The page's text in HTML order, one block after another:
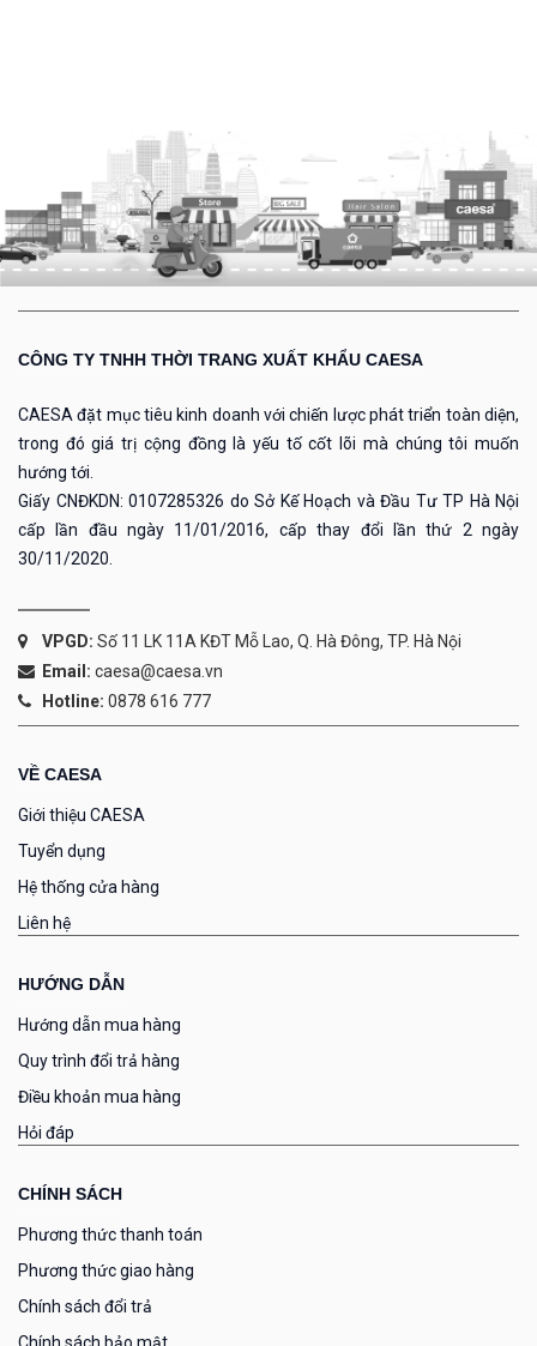
CÔNG TY TNHH THỜI TRANG XUẤT KHẨU CAESA
CAESA đặt mục tiêu kinh doanh với chiến lược phát triển toàn diện,
trong đó giá trị cộng đồng là yếu tố cốt lõi mà chúng tôi muốn
hướng tới.
Giấy CNĐKDN: 0107285326 do Sở Kế Hoạch và Đầu Tư TP Hà Nội
cấp lần đầu ngày 11/01/2016, cấp thay đổi lần thứ 2 ngày
30/11/2020.
VPGD: Số 11 LK 11A KĐT Mỗ Lao, Q. Hà Đông, TP. Hà Nội
Email: caesa@caesa.vn
Hotline: 0878 616 777
VỀ CAESA
Giới thiệu CAESA
Tuyển dụng
Hệ thống cửa hàng
Liên hệ
HƯỚNG DẪN
Hướng dẫn mua hàng
Quy trình đổi trả hàng
Điều khoản mua hàng
Hỏi đáp
CHÍNH SÁCH
Phương thức thanh toán
Phương thức giao hàng
Chính sách đổi trả